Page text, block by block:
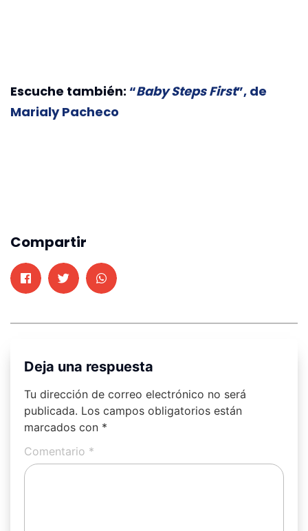
Escuche también: “Baby Steps First”, de
Marialy Pacheco
Compartir
Deja una respuesta
Tu dirección de correo electrónico no será
publicada. Los campos obligatorios están
marcados con *
Comentario *